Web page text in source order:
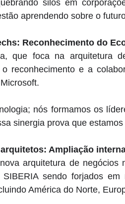
silos em
aprendendo sobre o
Reconhecimento do
que foca na arquitetura
reconhecimento e a
nós formamos os
sinergia prova que
Ampliação
arquitetura de negócios
sendo forjados
América do Norte,